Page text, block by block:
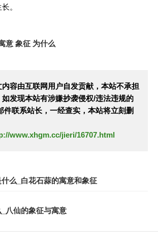
。
意 象征 为什么
容由互联网用户自发贡献，本站不承担
发现本站有涉嫌抄袭侵权/违法违规的
件联系站长，一经查实，本站将立刻删
www.xhgm.cc/jieri/16707.html
么_白花石蒜的寓意和象征
八仙的象征与寓意